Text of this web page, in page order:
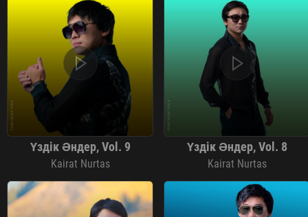
Үздік Әндер, Vol. 9
Kairat Nurtas
Үздік Әндер, Vol. 8
Kairat Nurtas